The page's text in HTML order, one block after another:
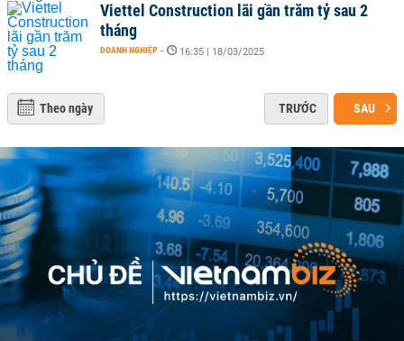
Viettel Construction lãi gần trăm tỷ sau 2
tháng
DOANH NGHIỆP - 16:35 | 18/03/2025
Theo ngày TRƯỚC SAU